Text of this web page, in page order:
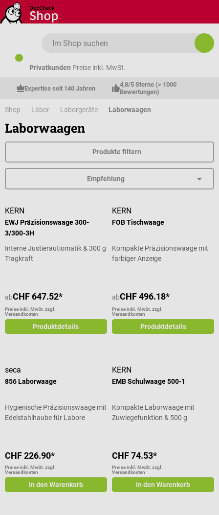
Zum Hauptinhalt springen
Privatkunden Preise inkl. MwSt.
Expertise seit 140 Jahren
4,8/5 Sterne (> 1000
Bewertungen)
Shop Labor Laborgeräte Laborwaagen
Laborwaagen
Produkte filtern
KERN
EWJ Präzisionswaage 300-
3/300-3H
Interne Justierautiomatik & 300 g
Tragkraft
abCHF 647.52*
Preise inkl. MwSt. zzgl.
Versandkosten
Produktdetails
KERN
FOB Tischwaage
Kompakte Präzisionswaage mit
farbiger Anzeige
abCHF 496.18*
Preise inkl. MwSt. zzgl.
Versandkosten
Produktdetails
seca
856 Laborwaage
Hygienische Präzisionswaage mit
Edelstahlhaube für Labore
CHF 226.90*
Preise inkl. MwSt. zzgl.
Versandkosten
In den Warenkorb
KERN
EMB Schulwaage 500-1
Kompakte Laborwaage mit
Zuwiegefunktion & 500 g
CHF 74.53*
Preise inkl. MwSt. zzgl.
Versandkosten
In den Warenkorb